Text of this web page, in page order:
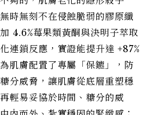
時無刻不在侵蝕脆弱的膠原纖
4.6%莓果類黃酮與決明子萃取
連鎖反應，實證能提升達 +87%
肌膚配置了專屬「保鑣」，防
分威脅，讓肌膚從底層重塑穩
輕易妥協於時間、糖分的威